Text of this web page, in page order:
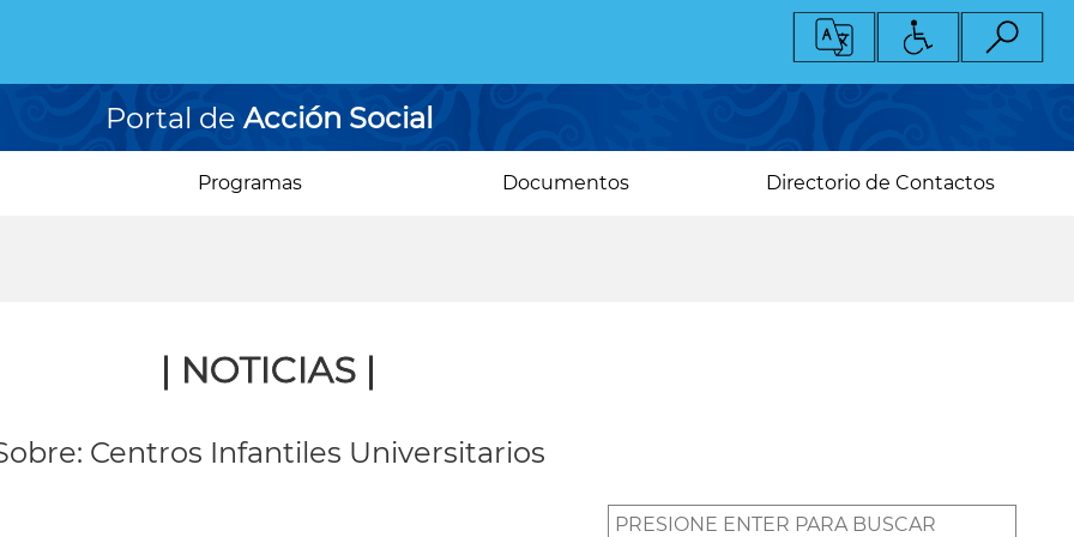
Portal de Acción Social
Programas Documentos Directorio de Contactos
| NOTICIAS |
Centros Infantiles Universitarios